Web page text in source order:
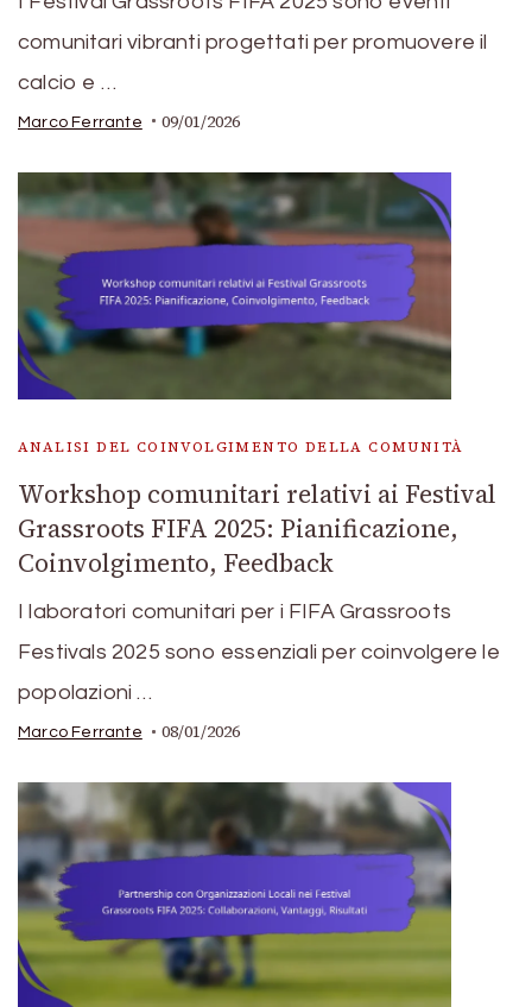
comunitari vibranti progettati per promuovere il
calcio e …
Marco Ferrante 09/01/2026
ANALISI DEL COINVOLGIMENTO DELLA COMUNITÀ
Workshop comunitari relativi ai Festival
Grassroots FIFA 2025: Pianificazione,
Coinvolgimento, Feedback
I laboratori comunitari per i FIFA Grassroots
Festivals 2025 sono essenziali per coinvolgere le
popolazioni …
Marco Ferrante 08/01/2026